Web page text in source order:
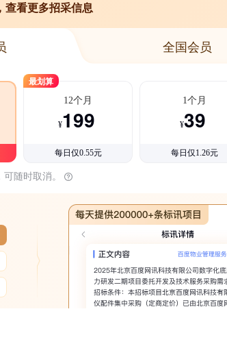
查看更多招采信息
全国会员
最划算
12个月
¥199
每日仅0.55元
1个月
¥39
每日仅1.26元
随时取消。